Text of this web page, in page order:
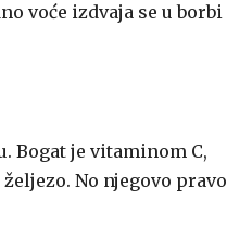
voće izdvaja se u borbi
Bogat je vitaminom C,
No njegovo pravo